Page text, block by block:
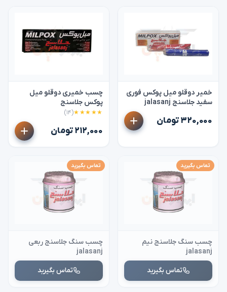
خمیر دوقلو میل پوکس فوری
سفید جلاسنج jalasanj
۳۲۰,۰۰۰ تومان
چسب خمیری دوقلو میل
پوکس جلاسنج
★★★★★(۱۴)
۲۱۲,۰۰۰ تومان
تماس بگیرید
چسب سنگ جلاسنج نیم
jalasanj
تماس بگیرید
تماس بگیرید
چسب سنگ جلاسنج ربعی
jalasanj
تماس بگیرید